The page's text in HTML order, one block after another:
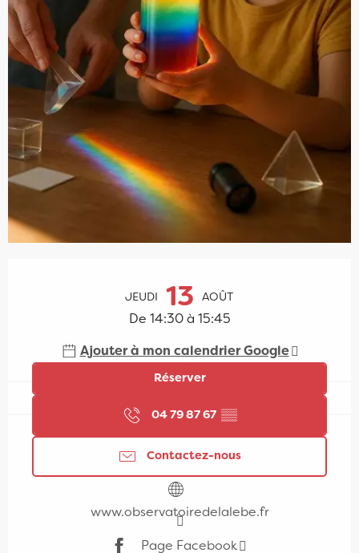
JEUDI 13 AOÛT
De 14:30 à 15:45
Ajouter à mon calendrier Google
Réserver
04 79 87 67 ▒▒
Contactez-nous
www.observatoiredelalebe.fr
Page Facebook